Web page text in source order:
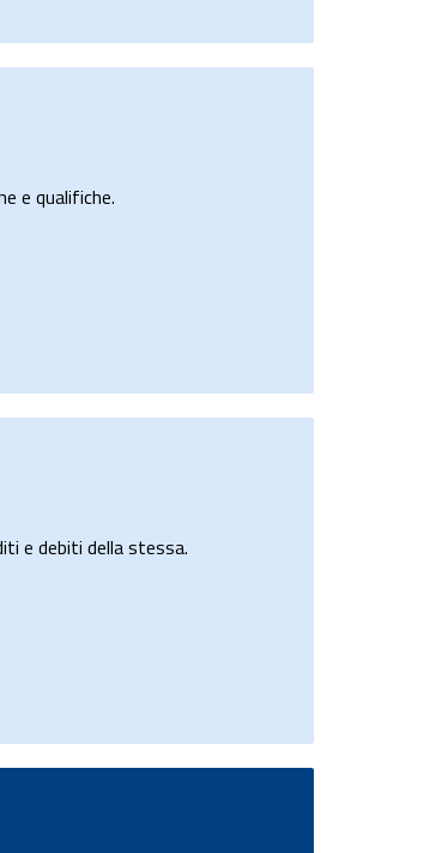
e qualifiche.
e debiti della stessa.